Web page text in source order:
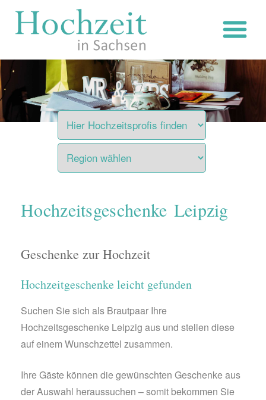
Inhalt
Hochzeitsgeschenke Leipzig
Geschenke zur Hochzeit
Hochzeitgeschenke leicht gefunden
Suchen Sie sich als Brautpaar Ihre
Hochzeitsgeschenke Leipzig aus und stellen diese
auf einem Wunschzettel zusammen.
Ihre Gäste können die gewünschten Geschenke aus
der Auswahl heraussuchen – somit bekommen Sie